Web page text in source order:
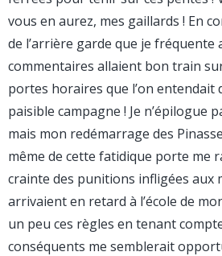
vous en aurez, mes gaillards ! En
de l’arrière garde que je fréquente
commentaires allaient bon train
portes horaires que l’on entendait
paisible campagne ! Je n’épilogue
mais mon redémarrage des
même de cette fatidique porte me
crainte des punitions infligées aux
arrivaient en retard à l’école de
un peu ces règles en tenant
conséquents me semblerait